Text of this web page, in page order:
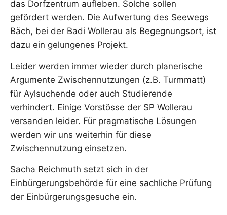
das Dorfzentrum aufleben. Solche sollen
gefördert werden. Die Aufwertung des Seewegs
Bäch, bei der Badi Wollerau als Begegnungsort, ist
dazu ein gelungenes Projekt.
Leider werden immer wieder durch planerische
Argumente Zwischennutzungen (z.B. Turmmatt)
für Aylsuchende oder auch Studierende
verhindert. Einige Vorstösse der SP Wollerau
versanden leider. Für pragmatische Lösungen
werden wir uns weiterhin für diese
Zwischennutzung einsetzen.
Sacha Reichmuth setzt sich in der
Einbürgerungsbehörde für eine sachliche Prüfung
der Einbürgerungsgesuche ein.